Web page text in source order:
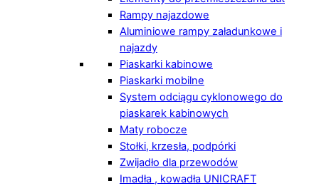
Rampy najazdowe
Aluminiowe rampy załadunkowe i
najazdy
Piaskarki kabinowe
Piaskarki mobilne
System odciągu cyklonowego do
piaskarek kabinowych
Maty robocze
Stołki, krzesła, podpórki
Zwijadło dla przewodów
Imadła , kowadła UNICRAFT